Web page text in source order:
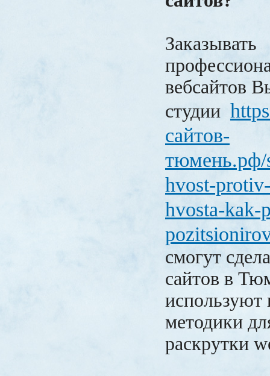
Заказывать
вебсайтов
студии
сайтов-
hvost-
hvosta-kak-
смогут
сайтов в
используют
методики
раскрутки